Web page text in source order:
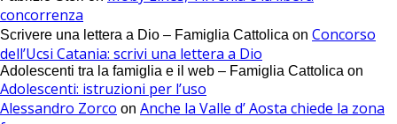
concorrenza
Scrivere una lettera a Dio – Famiglia Cattolica on Concorso
dell’Ucsi Catania: scrivi una lettera a Dio
Adolescenti tra la famiglia e il web – Famiglia Cattolica on
Adolescenti: istruzioni per l’uso
Alessandro Zorco on Anche la Valle d’ Aosta chiede la zona